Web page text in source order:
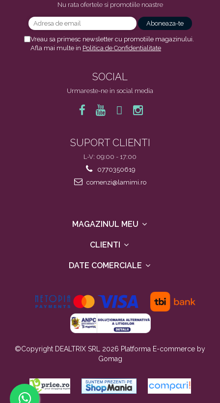
Nu rata ofertele si promotiile noastre
Vreau sa primesc newsletter cu promotiile magazinului.
Afla mai multe in Politica de Confidentialitate
SOCIAL
Urmareste-ne in social media
SUPORT CLIENTI
L-V: 09:00 - 17:00
0770350619
comenzi@lamimi.ro
MAGAZINUL MEU
CLIENTI
DATE COMERCIALE
©Copyright DEALTRIX SRL 2026 Platforma E-commerce by
Gomag